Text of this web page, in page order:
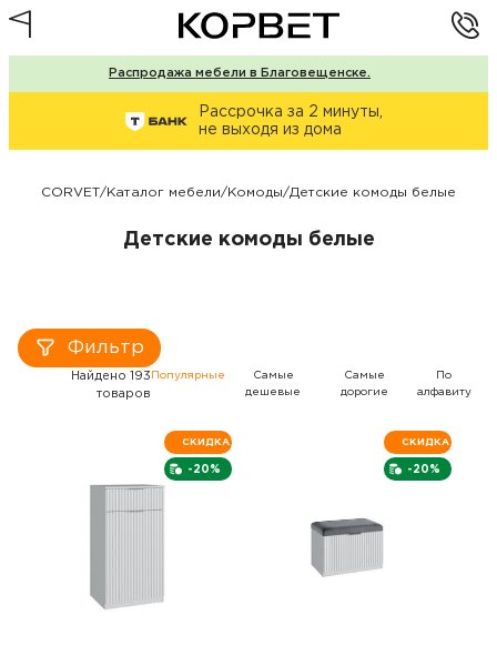
Распродажа мебели в Благовещенске.
Рассрочка за 2 минуты,
не выходя из дома
CORVET/Каталог мебели/Комоды/Детские комоды белые
Детские комоды белые
Фильтр
Найдено 193
товаров
Популярные
Самые
дешевые
Самые
дорогие
По
алфавиту
-20%
СКИДКА
-20%
СКИДКА